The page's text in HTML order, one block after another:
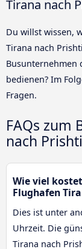
Tirana nach
Du willst wissen,
Tirana nach
Busunternehmen
bedienen? Im
Fragen.
FAQs zum
nach
Wie viel
Flughafen
Dies ist unter
Uhrzeit. Die
Tirana nach